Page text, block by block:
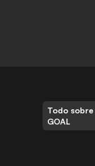
Todo sobre
GOAL